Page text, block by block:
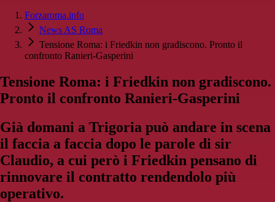
Forzaroma.info
News AS Roma
Tensione Roma: i Friedkin non gradiscono. Pronto il
confronto Ranieri-Gasperini
Tensione Roma: i Friedkin non gradiscono.
Pronto il confronto Ranieri-Gasperini
Già domani a Trigoria può andare in scena
il faccia a faccia dopo le parole di sir
Claudio, a cui però i Friedkin pensano di
rinnovare il contratto rendendolo più
operativo.